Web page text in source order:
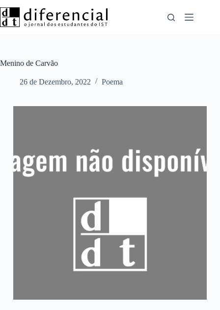
para
o
Menino de Carvão
26 de Dezembro, 2022 Poema